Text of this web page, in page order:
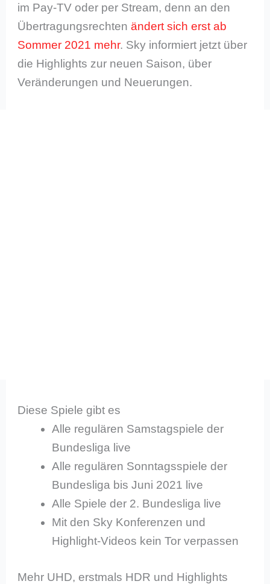
im Pay-TV oder per Stream, denn an den
Übertragungsrechtenändert sich erst ab
Sommer 2021 mehr. Sky informiert jetzt über
die Highlights zur neuen Saison, über
Veränderungen und Neuerungen.
Diese Spiele gibt es
Alle regulären Samstagspiele der
Bundesliga live
Alle regulären Sonntagsspiele der
Bundesliga bis Juni 2021 live
Alle Spiele der 2. Bundesliga live
Mit den Sky Konferenzen und
Highlight-Videos kein Tor verpassen
Mehr UHD, erstmals HDR und Highlights